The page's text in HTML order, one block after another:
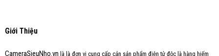
Giới Thiệu
CameraSieuNho.vn là là đơn vị cung cấp cản sản phẩm điện tử độc là hàng hiếm